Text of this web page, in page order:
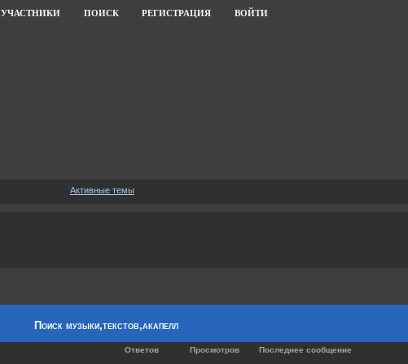
УЧАСТНИКИ ПОИСК РЕГИСТРАЦИЯ ВОЙТИ
Активные темы
Поиск музыки,текстов,акапелл
Ответов Просмотров Последнее сообщение